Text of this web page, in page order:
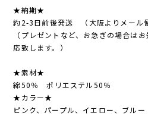
★納期★
約2-3日前後発送 （大阪よりメール
（プレゼントなど、お急ぎの場合は
応致します。）
★素材★
綿50％ ポリエステル50％
★カラー★
ピンク、パープル、イエロー、ブルー